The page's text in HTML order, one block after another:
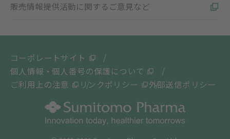
販売情報提供活動に関するご意見など
コーポレートサイト
個人情報・個人番号の保護について
ご利用上の注意
リンクポリシー 外部送信ポリシー